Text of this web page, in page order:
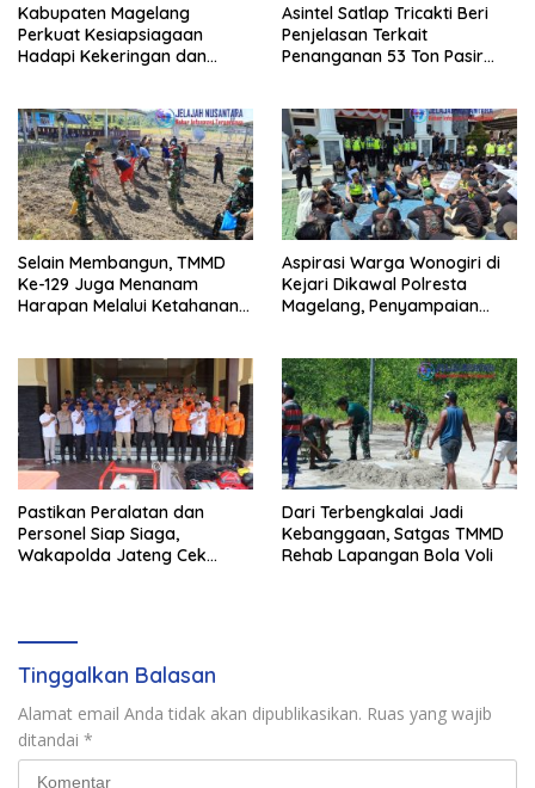
Kabupaten Magelang
Perkuat Kesiapsiagaan
Hadapi Kekeringan dan
Asintel Satlap Tricakti Beri
Penjelasan Terkait
Penanganan 53 Ton Pasir
Selain Membangun, TMMD
Ke-129 Juga Menanam
Harapan Melalui Ketahanan
Aspirasi Warga Wonogiri di
Kejari Dikawal Polresta
Magelang, Penyampaian
Pastikan Peralatan dan
Personel Siap Siaga,
Wakapolda Jateng Cek
Dari Terbengkalai Jadi
Kebanggaan, Satgas TMMD
Rehab Lapangan Bola Voli
Tinggalkan Balasan
Alamat email Anda tidak akan dipublikasikan. Ruas yang wajib
ditandai *